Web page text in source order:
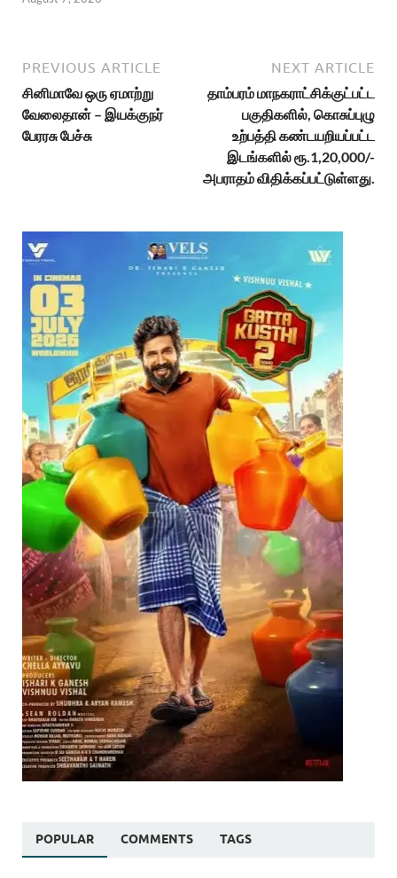
PREVIOUS ARTICLE
சினிமாவே ஒரு ஏமாற்று
வேலைதான் – இயக்குநர்
பேரரசு பேச்சு
NEXT ARTICLE
தாம்பரம் மாநகராட்சிக்குட்பட்ட
பகுதிகளில், கொசுப்புழு
உற்பத்தி கண்டயறியப்பட்ட
இடங்களில் ரூ.1,20,000/-
அபராதம் விதிக்கப்பட்டுள்ளது.
POPULAR COMMENTS TAGS